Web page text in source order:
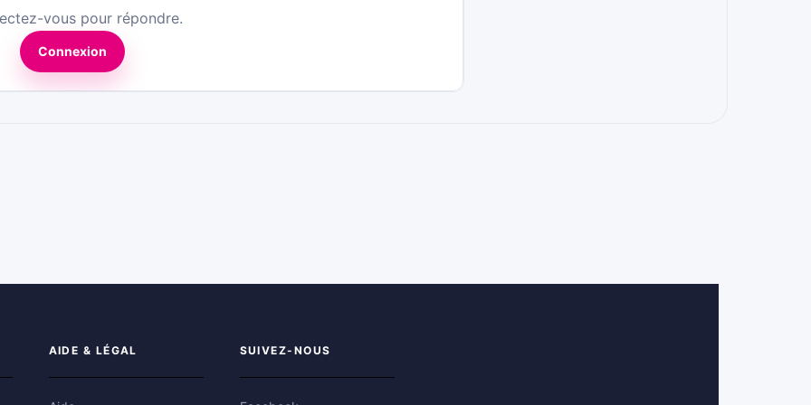
vous pour répondre.
Connexion
AIDE & LÉGAL SUIVEZ-NOUS